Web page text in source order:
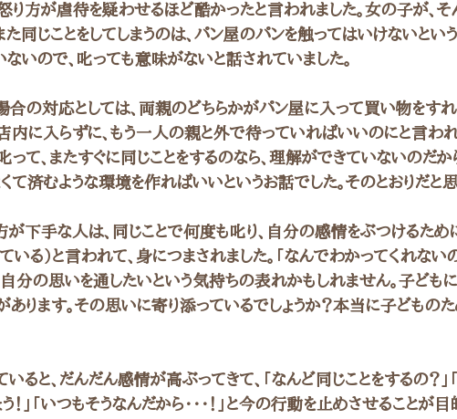
り方が虐待を疑わせるほど酷かったと言われました。女の子が、そ
た同じことをしてしまうのは、パン屋のパンを触ってはいけないとい
ないので、叱っても意味がないと話されていました。
の対応としては、両親のどちらかがパン屋に入って買い物をすれ
内に入らずに、もう一人の親と外で待っていればいいのにと言わ
叱って、またすぐに同じことをするのなら、理解ができていないのだか
くて済むような環境を作ればいいというお話でした。そのとおりだと思
下手な人は、同じことで何度も叱り、自分の感情をぶつけるため
いる）と言われて、身につまされました。「なんでわかってくれない
自分の思いを通したいという気持ちの表れかもしれません。子ども
あります。その思いに寄り添っているでしょうか？本当に子どものた
ると、だんだん感情が高ぶってきて、「なんど同じことをするの？」
！」「いつもそうなんだから・・・！」と今の行動を止めさせることが